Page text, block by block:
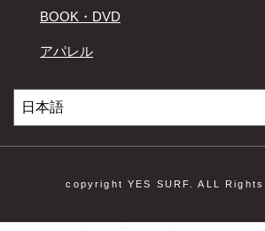
BOOK・DVD
アパレル
copyright YES SURF. ALL Rights